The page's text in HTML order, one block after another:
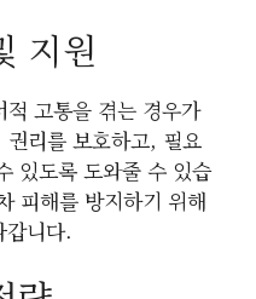
지원
고통을 겪는 경우가
리를 보호하고, 필요
있도록 도와줄 수 있습
피해를 방지하기 위해
갑니다.